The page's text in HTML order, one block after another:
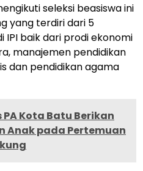
seleksi beasiswa ini
yang terdiri dari 5
IPI baik dari prodi ekonomi
manajemen pendidikan
dan pendidikan agama
PA Kota Batu Berikan
Anak pada Pertemuan